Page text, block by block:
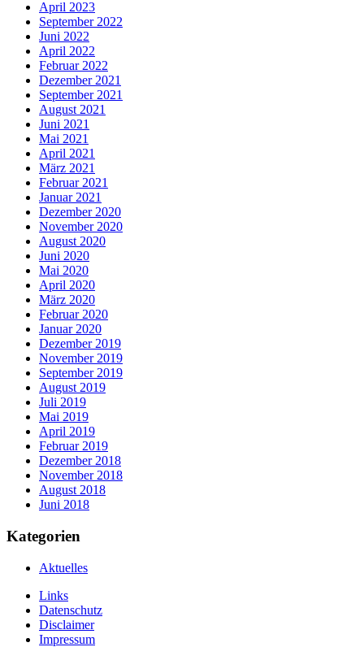
April 2023
September 2022
Juni 2022
April 2022
Februar 2022
Dezember 2021
September 2021
August 2021
Juni 2021
Mai 2021
April 2021
März 2021
Februar 2021
Januar 2021
Dezember 2020
November 2020
August 2020
Juni 2020
Mai 2020
April 2020
März 2020
Februar 2020
Januar 2020
Dezember 2019
November 2019
September 2019
August 2019
Juli 2019
Mai 2019
April 2019
Februar 2019
Dezember 2018
November 2018
August 2018
Juni 2018
Kategorien
Aktuelles
Links
Datenschutz
Disclaimer
Impressum